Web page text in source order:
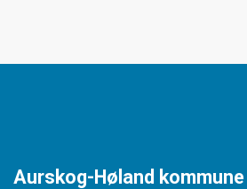
Aurskog-Høland kommune